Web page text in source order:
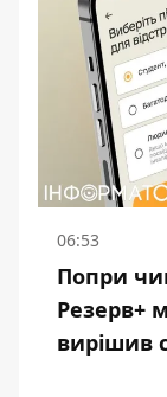
06:53
Попри
Резерв+
вирішив